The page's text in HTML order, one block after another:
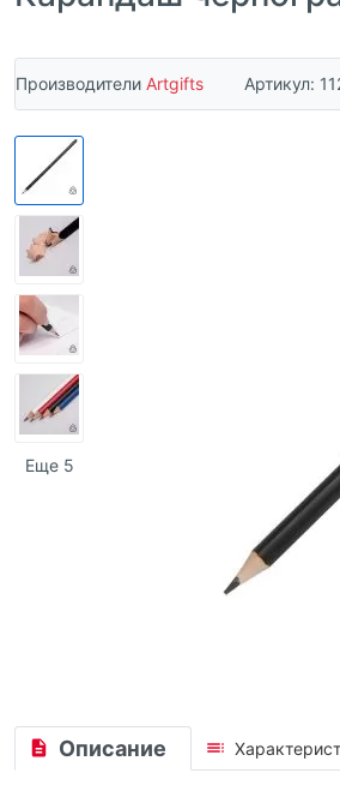
Производители Artgifts Артикул:
Еще 5
Описание